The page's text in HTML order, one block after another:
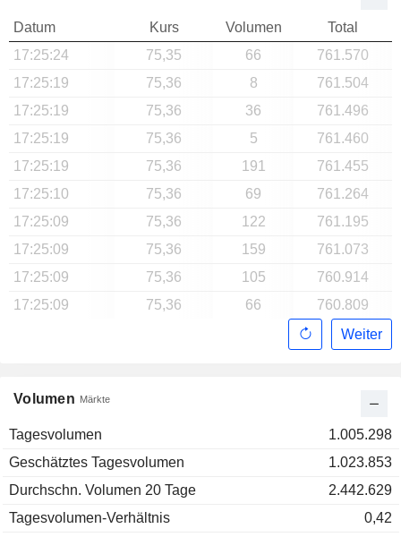
Volumen Märkte
Tagesvolumen
1.005.298
Geschätztes Tagesvolumen
1.023.853
Durchschn. Volumen 20 Tage
2.442.629
Tagesvolumen-Verhältnis
0,42
Datum Kurs Volumen
Total
17:25:24
75,35 66
761.570
17:25:19
75,36 8
761.504
17:25:19
75,36 36
761.496
17:25:19
75,36 5
761.460
17:25:19
75,36 191
761.455
17:25:10
75,36 69
761.264
17:25:09
75,36 122
761.195
17:25:09
75,36 159
761.073
17:25:09
75,36 105
760.914
17:25:09
75,36 66
760.809
Weiter